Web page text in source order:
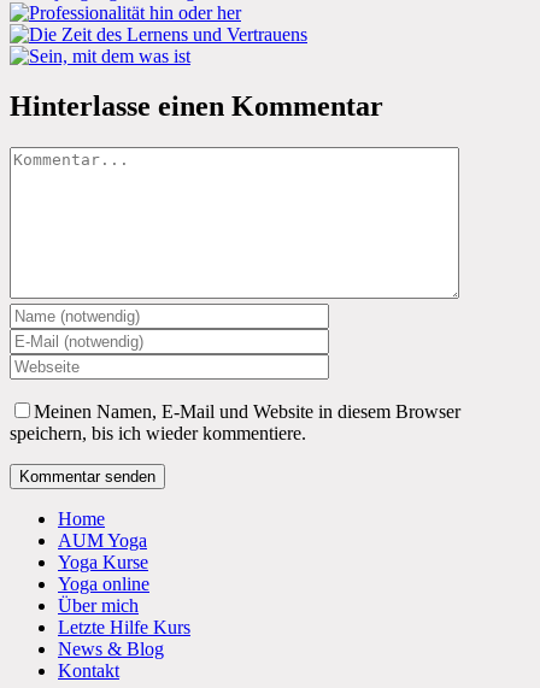
Hinterlasse einen Kommentar
Kommentar
Meinen Namen, E-Mail und Website in diesem Browser
speichern, bis ich wieder kommentiere.
Home
AUM Yoga
Yoga Kurse
Yoga online
Über mich
Letzte Hilfe Kurs
News & Blog
Kontakt